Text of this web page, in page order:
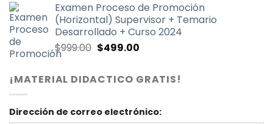
original
era:
$999.00.
actual
es:
$499.00.
Examen Proceso de Promoción
(Horizontal) Supervisor + Temario
Desarrollado + Curso 2024
$999.00 El
original
era:
$499.00El
actual
es:
¡MATERIAL DIDACTICO GRATIS!
Dirección de correo electrónico: